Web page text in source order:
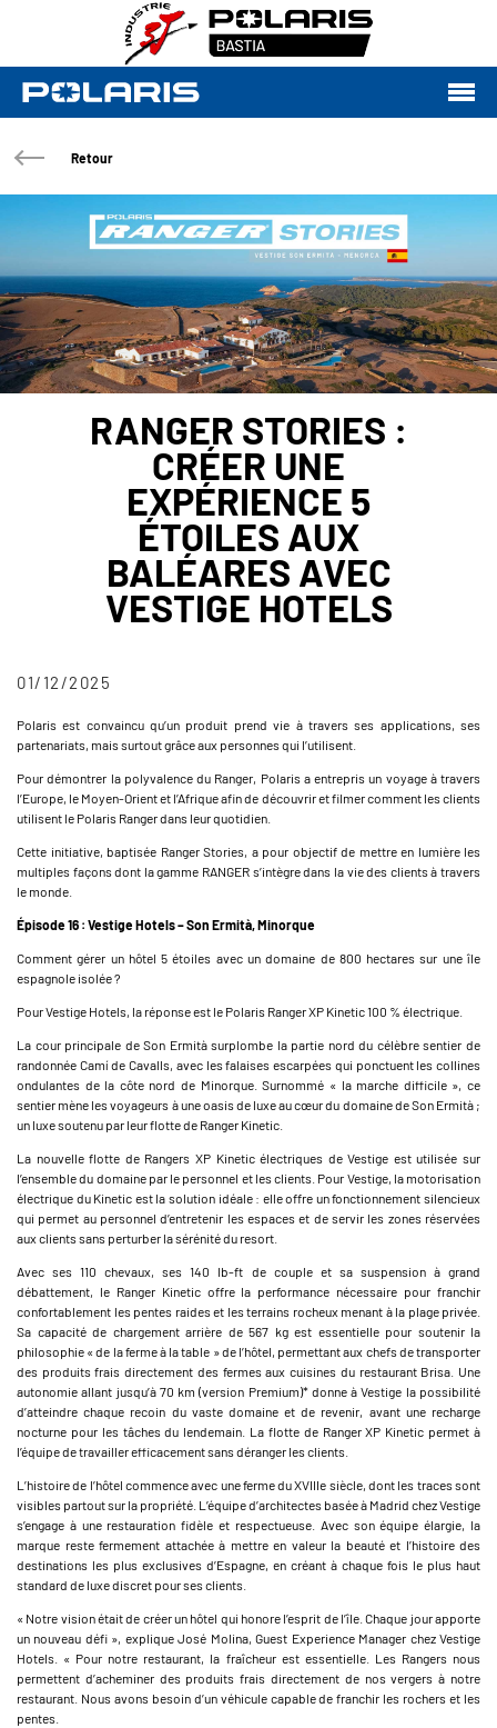
Retour
RANGER STORIES :
CRÉER UNE
EXPÉRIENCE 5
ÉTOILES AUX
BALÉARES AVEC
VESTIGE HOTELS
01/12/2025
Polaris est convaincu qu’un produit prend vie à travers ses applications, ses
partenariats, mais surtout grâce aux personnes qui l’utilisent.
Pour démontrer la polyvalence du Ranger, Polaris a entrepris un voyage à travers
l’Europe, le Moyen-Orient et l’Afrique afin de découvrir et filmer comment les clients
utilisent le Polaris Ranger dans leur quotidien.
Cette initiative, baptisée Ranger Stories, a pour objectif de mettre en lumière les
multiples façons dont la gamme RANGER s’intègre dans la vie des clients à travers
le monde.
Épisode 16 : Vestige Hotels – Son Ermità, Minorque
Comment gérer un hôtel 5 étoiles avec un domaine de 800 hectares sur une île
espagnole isolée ?
Pour Vestige Hotels, la réponse est le Polaris Ranger XP Kinetic 100 % électrique.
La cour principale de Son Ermità surplombe la partie nord du célèbre sentier de
randonnée Camí de Cavalls, avec les falaises escarpées qui ponctuent les collines
ondulantes de la côte nord de Minorque. Surnommé « la marche difficile », ce
sentier mène les voyageurs à une oasis de luxe au cœur du domaine de Son Ermità ;
un luxe soutenu par leur flotte de Ranger Kinetic.
La nouvelle flotte de Rangers XP Kinetic électriques de Vestige est utilisée sur
l’ensemble du domaine par le personnel et les clients. Pour Vestige, la motorisation
électrique du Kinetic est la solution idéale : elle offre un fonctionnement silencieux
qui permet au personnel d’entretenir les espaces et de servir les zones réservées
aux clients sans perturber la sérénité du resort.
Avec ses 110 chevaux, ses 140 lb-ft de couple et sa suspension à grand
débattement, le Ranger Kinetic offre la performance nécessaire pour franchir
confortablement les pentes raides et les terrains rocheux menant à la plage privée.
Sa capacité de chargement arrière de 567 kg est essentielle pour soutenir la
philosophie « de la ferme à la table » de l’hôtel, permettant aux chefs de transporter
des produits frais directement des fermes aux cuisines du restaurant Brisa. Une
autonomie allant jusqu’à 70 km (version Premium)* donne à Vestige la possibilité
d’atteindre chaque recoin du vaste domaine et de revenir, avant une recharge
nocturne pour les tâches du lendemain. La flotte de Ranger XP Kinetic permet à
l’équipe de travailler efficacement sans déranger les clients.
L’histoire de l’hôtel commence avec une ferme du XVIIIe siècle, dont les traces sont
visibles partout sur la propriété. L’équipe d’architectes basée à Madrid chez Vestige
s’engage à une restauration fidèle et respectueuse. Avec son équipe élargie, la
marque reste fermement attachée à mettre en valeur la beauté et l’histoire des
destinations les plus exclusives d’Espagne, en créant à chaque fois le plus haut
standard de luxe discret pour ses clients.
« Notre vision était de créer un hôtel qui honore l’esprit de l’île. Chaque jour apporte
un nouveau défi », explique José Molina, Guest Experience Manager chez Vestige
Hotels. « Pour notre restaurant, la fraîcheur est essentielle. Les Rangers nous
permettent d’acheminer des produits frais directement de nos vergers à notre
restaurant. Nous avons besoin d’un véhicule capable de franchir les rochers et les
pentes.